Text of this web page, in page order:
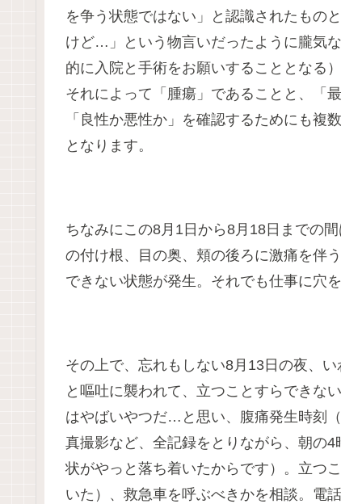
を争う状態ではない」と認識されたもの
けど…」という物言いだったように朧気
的に入院と手術をお願いすることとなる
それによって「腫瘍」であることと、「
「良性か悪性か」を確認するためにも複
となります。
ちなみにこの8月1日から8月18日までの
の付け根、目の奥、頬の後ろに激痛を伴
できない状態が発生。それでも仕事に穴
その上で、忘れもしない8月13日の夜、
と嘔吐に襲われて、立つことすらできな
はやばいやつだ…と思い、腹痛発生時刻
真撮影など、全記録をとりながら、朝の
状がやっと落ち着いたからです）。立つ
いた）、救急車を呼ぶべきかを相談。電